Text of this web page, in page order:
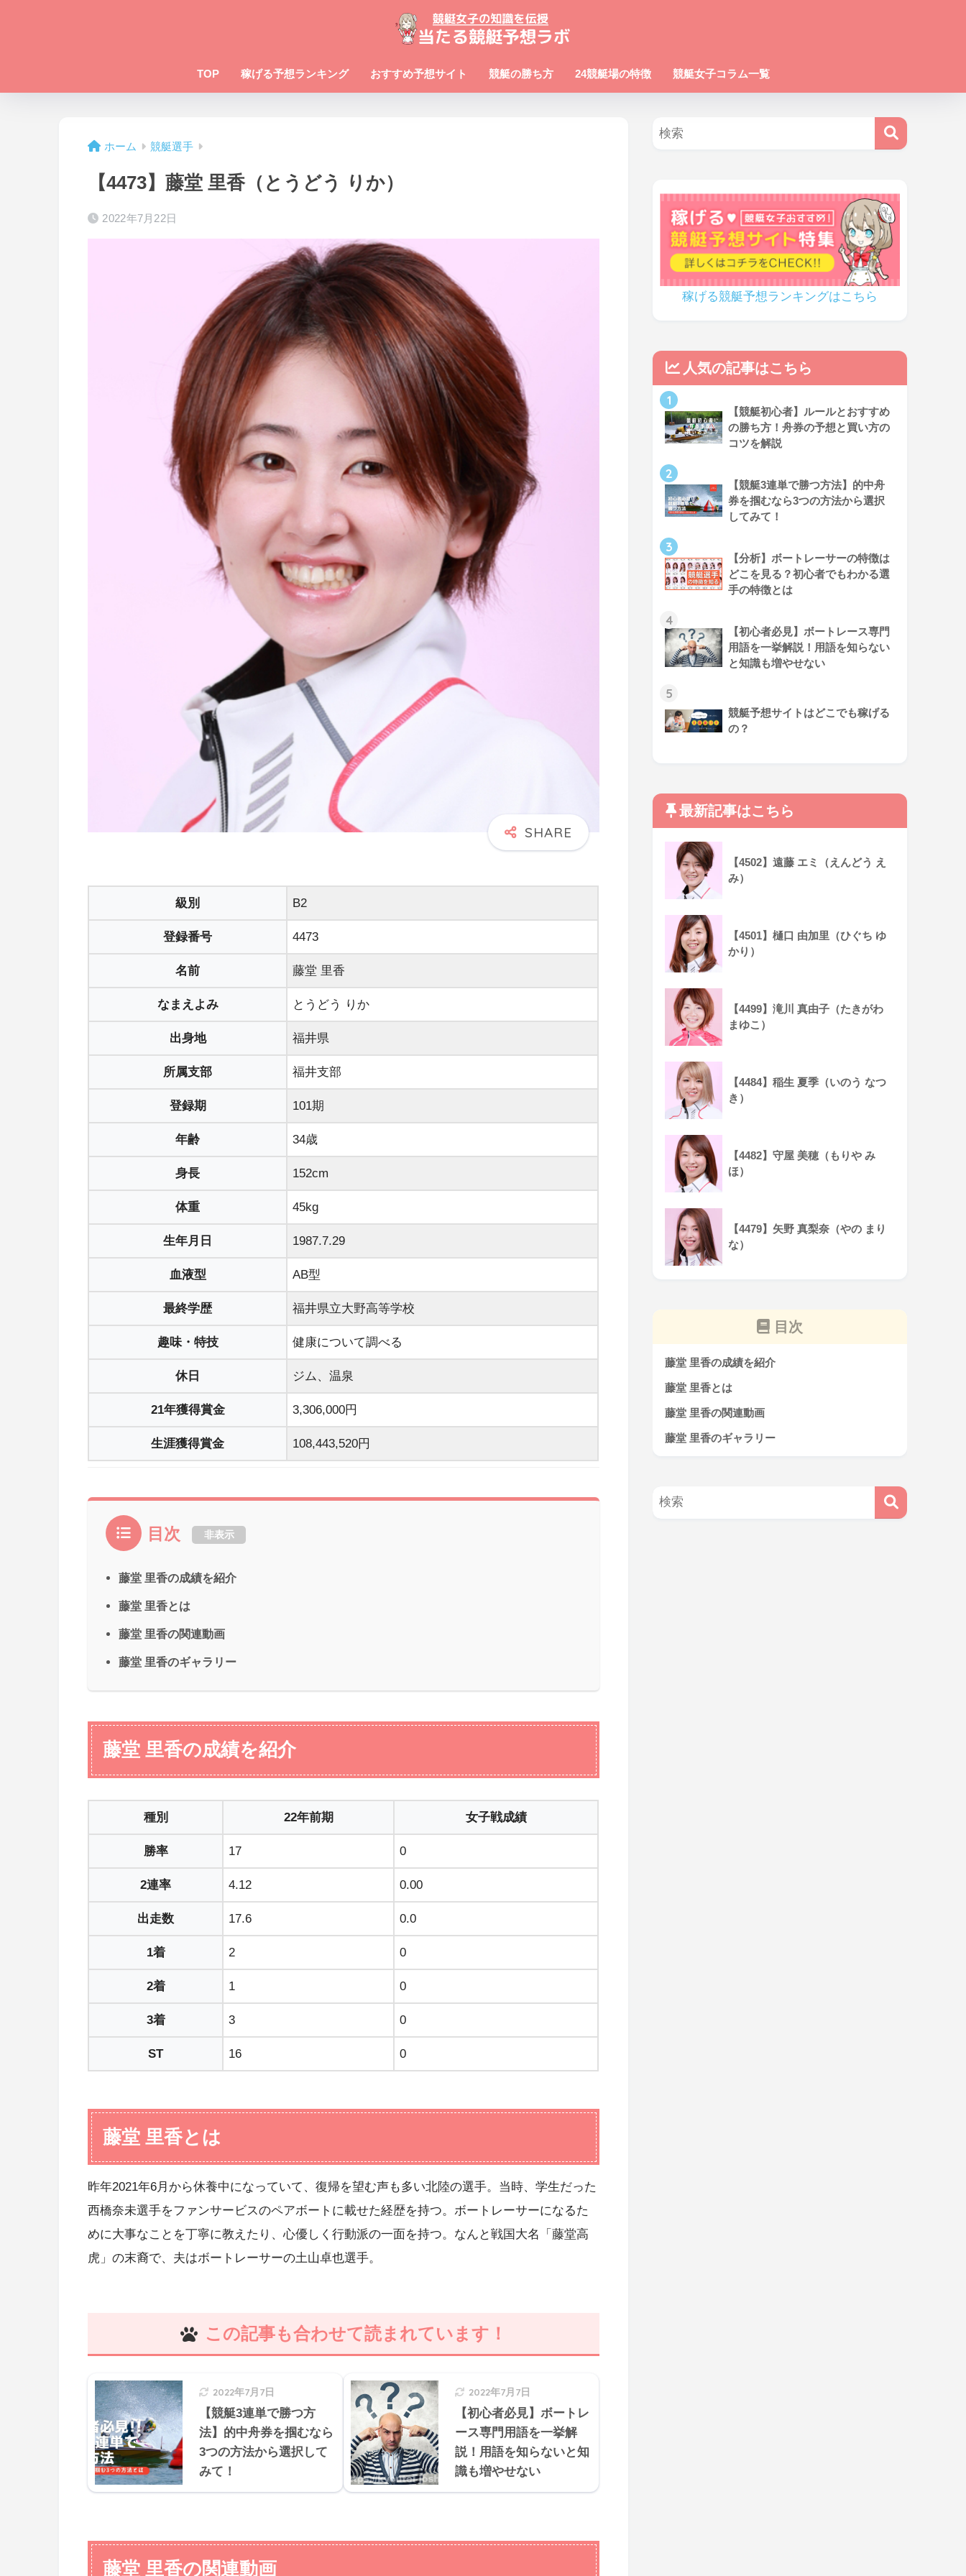
TOP 稼げる予想ランキング おすすめ予想サイト 競艇の勝ち方 24競艇場の特徴 競艇女子コラム一覧
ホーム 競艇選手
【4473】藤堂 里香（とうどう りか）
2022年7月22日
級別 B2
登録番号 4473
名前 藤堂 里香
なまえよみ とうどう りか
出身地 福井県
所属支部 福井支部
登録期 101期
年齢 34歳
身長 152cm
体重 45kg
生年月日 1987.7.29
血液型 AB型
最終学歴 福井県立大野高等学校
趣味・特技 健康について調べる
休日 ジム、温泉
21年獲得賞金 3,306,000円
生涯獲得賞金 108,443,520円
目次 非表示
藤堂 里香の成績を紹介
藤堂 里香とは
藤堂 里香の関連動画
藤堂 里香のギャラリー
藤堂 里香の成績を紹介
種別 22年前期 女子戦成績
勝率 17 0
2連率 4.12 0.00
出走数 17.6 0.0
1着 2 0
2着 1 0
3着 3 0
ST 16 0
藤堂 里香とは
昨年2021年6月から休養中になっていて、復帰を望む声も多い北陸の選手。当時、学生だった
西橋奈未選手をファンサービスのペアボートに載せた経歴を持つ。ボートレーサーになるた
めに大事なことを丁寧に教えたり、心優しく行動派の一面を持つ。なんと戦国大名「藤堂高
虎」の末裔で、夫はボートレーサーの土山卓也選手。
この記事も合わせて読まれています！
2022年7月7日
【競艇3連単で勝つ方
法】的中舟券を掴むなら
3つの方法から選択して
みて！
2022年7月7日
【初心者必見】ボートレ
ース専門用語を一挙解
説！用語を知らないと知
識も増やせない
藤堂 里香の関連動画
稼げる競艇予想ランキングはこちら
人気の記事はこちら
1
【競艇初心者】ルールとおすすめ
の勝ち方！舟券の予想と買い方の
コツを解説
2
【競艇3連単で勝つ方法】的中舟
券を掴むなら3つの方法から選択
してみて！
3
【分析】ボートレーサーの特徴は
どこを見る？初心者でもわかる選
手の特徴とは
4
【初心者必見】ボートレース専門
用語を一挙解説！用語を知らない
と知識も増やせない
5
競艇予想サイトはどこでも稼げる
の？
最新記事はこちら
【4502】遠藤 エミ（えんどう え
み）
【4501】樋口 由加里（ひぐち ゆ
かり）
【4499】滝川 真由子（たきがわ
まゆこ）
【4484】稲生 夏季（いのう なつ
き）
【4482】守屋 美穂（もりや み
ほ）
【4479】矢野 真梨奈（やの まり
な）
目次
藤堂 里香の成績を紹介
藤堂 里香とは
藤堂 里香の関連動画
藤堂 里香のギャラリー